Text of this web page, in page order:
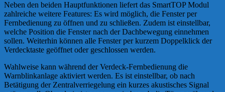
Neben den beiden Hauptfunktionen liefert das SmartTOP Modul
zahlreiche weitere Features: Es wird möglich, die Fenster per
Fernbedienung zu öffnen und zu schließen. Zudem ist einstellbar,
welche Position die Fenster nach der Dachbewegung einnehmen
sollen. Weiterhin können alle Fenster per kurzem Doppelklick der
Verdecktaste geöffnet oder geschlossen werden.
Wahlweise kann während der Verdeck-Fernbedienung die
Warnblinkanlage aktiviert werden. Es ist einstellbar, ob nach
Betätigung der Zentralverriegelung ein kurzes akustisches Signal